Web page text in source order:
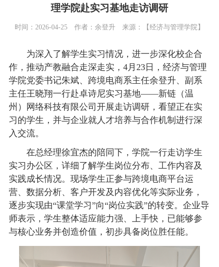
理学院赴实习基地走访调研
时间：2026-04-25 作者：余登升 来源：【经济与管理学院】
为深入了解学生实习情况，进一步深化校企合
作，推动产教融合走深走实，4月23日，经济与管理
学院党委书记朱斌、跨境电商系主任余登升、副系
主任王晓翔一行赴卓诗尼实习基地——新链（温
州）网络科技有限公司开展走访调研，看望正在实
习的学生，并与企业就人才培养与合作机制进行深
入交流。
在总经理徐宜杰的陪同下，学院一行走访学生
实习办公区，详细了解学生岗位分布、工作内容及
实践成长情况。现场学生正参与跨境电商平台运
营、数据分析、客户开发及内容优化等实际业务，
逐步实现由“课堂学习”向“岗位实践”的转变。企业导
师表示，学生整体适应能力强、上手快，已能够参
与核心业务并创造价值，初步具备岗位胜任能。